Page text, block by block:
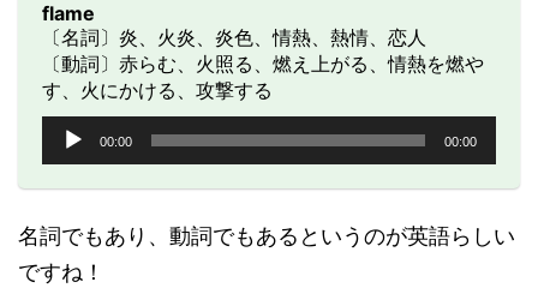
flame
〔名詞〕炎、火炎、炎色、情熱、熱情、恋人
〔動詞〕赤らむ、火照る、燃え上がる、情熱を燃や
す、火にかける、攻撃する
ー
ヤ
ー
00:00 00:00
名詞でもあり、動詞でもあるというのが英語らしい
ですね！